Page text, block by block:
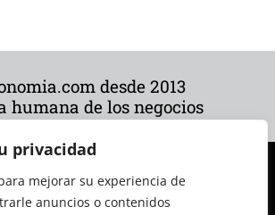
privacidad
mejorar su experiencia de
anuncios o contenidos
desde 2013
humana de los negocios